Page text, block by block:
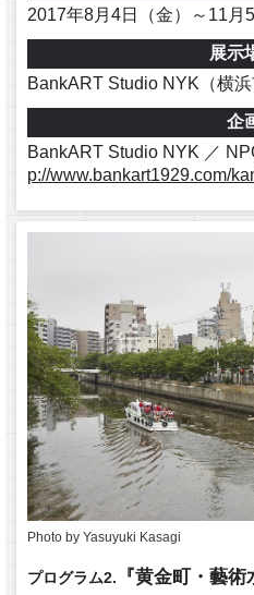
2017年8月4日（金）～11月5
展示
BankART Studio NYK（横浜
企
BankART Studio NYK ／
p://www.bankart1929.com/
Photo by Yasuyuki Kasagi
プログラム2. 『黄金町・藝術